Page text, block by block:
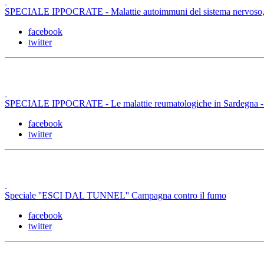
SPECIALE IPPOCRATE - Malattie autoimmuni del sistema
facebook
twitter
SPECIALE IPPOCRATE - Le malattie reumatologiche in Sardegna
facebook
twitter
Speciale ''ESCI DAL TUNNEL'' Campagna contro il fumo
facebook
twitter